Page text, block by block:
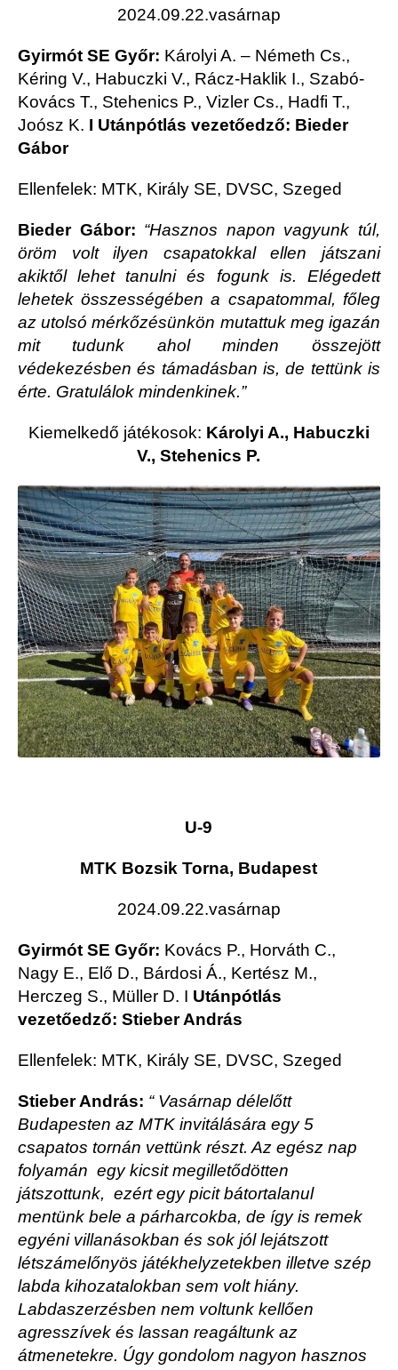
2024.09.22.vasárnap
Gyirmót SE Győr: Károlyi A. – Németh Cs.,
Kéring V., Habuczki V., Rácz-Haklik I., Szabó-
Kovács T., Stehenics P., Vizler Cs., Hadfi T.,
Joósz K. I Utánpótlás vezetőedző: Bieder
Gábor
Ellenfelek: MTK, Király SE, DVSC, Szeged
Bieder Gábor: “Hasznos napon vagyunk túl,
öröm volt ilyen csapatokkal ellen játszani
akiktől lehet tanulni és fogunk is. Elégedett
lehetek összességében a csapatommal, főleg
az utolsó mérkőzésünkön mutattuk meg igazán
mit tudunk ahol minden összejött
védekezésben és támadásban is, de tettünk is
érte. Gratulálok mindenkinek.”
Kiemelkedő játékosok: Károlyi A., Habuczki
V., Stehenics P.
U-9
MTK Bozsik Torna, Budapest
2024.09.22.vasárnap
Gyirmót SE Győr: Kovács P., Horváth C.,
Nagy E., Elő D., Bárdosi Á., Kertész M.,
Herczeg S., Müller D. I Utánpótlás
vezetőedző: Stieber András
Ellenfelek: MTK, Király SE, DVSC, Szeged
Stieber András: “ Vasárnap délelőtt
Budapesten az MTK invitálására egy 5
csapatos tornán vettünk részt. Az egész nap
folyamán egy kicsit megilletődötten
játszottunk, ezért egy picit bátortalanul
mentünk bele a párharcokba, de így is remek
egyéni villanásokban és sok jól lejátszott
létszámelőnyös játékhelyzetekben illetve szép
labda kihozatalokban sem volt hiány.
Labdaszerzésben nem voltunk kellően
agresszívek és lassan reagáltunk az
átmenetekre. Úgy gondolom nagyon hasznos